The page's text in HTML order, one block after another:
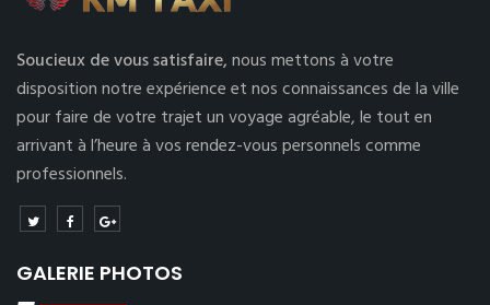
Soucieux de vous satisfaire,nous mettons à votre
disposition notre expérience et nos connaissances de la ville
pour faire de votre trajet un voyage agréable, le tout en
arrivant à l’heure à vos rendez-vous personnels comme
professionnels.
GALERIE PHOTOS